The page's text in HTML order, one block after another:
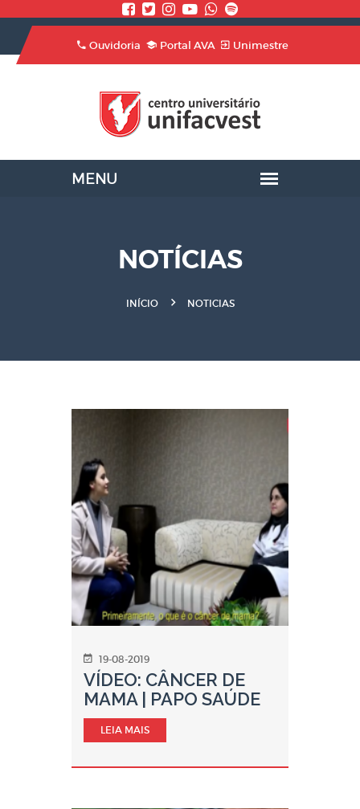
Ouvidoria Portal AVA Unimestre
NOTÍCIAS
INÍCIO NOTICIAS
19-08-2019
VÍDEO: CÂNCER DE
MAMA | PAPO SAÚDE
LEIA MAIS